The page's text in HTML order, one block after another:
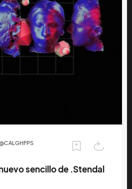
sencillo de .Stendal